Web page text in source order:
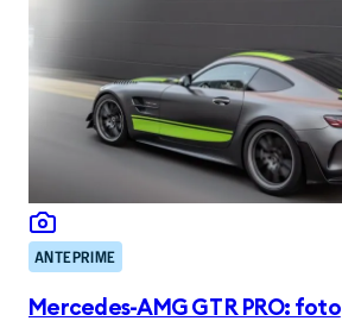
ANTEPRIME
Mercedes-AMG GT R PRO: foto